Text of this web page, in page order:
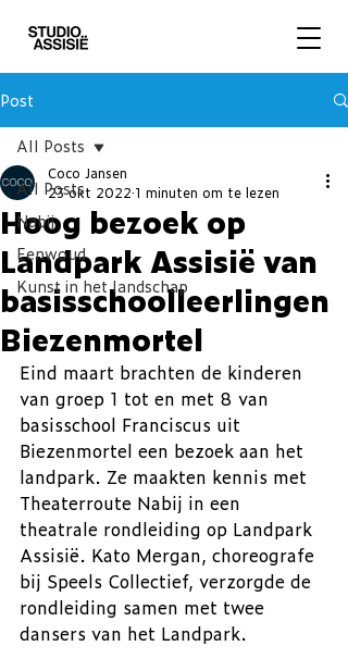
Post
All Posts
Nabij
Eenwoud
Kunst in het landschap
All Posts
Hoog bezoek op
Landpark Assisië van
basisschoolleerlingen
Biezenmortel
Coco Jansen
23 okt 2022 1 minuten om te lezen
Eind maart brachten de kinderen
van groep 1 tot en met 8 van
basisschool Franciscus uit
Biezenmortel een bezoek aan het
landpark. Ze maakten kennis met
Theaterroute Nabij in een
theatrale rondleiding op Landpark
Assisië. Kato Mergan, choreografe
bij Speels Collectief, verzorgde de
rondleiding samen met twee
dansers van het Landpark.